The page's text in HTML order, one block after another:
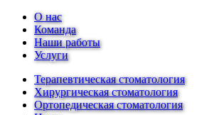
О нас
Команда
Наши работы
Услуги
Терапевтическая стоматология
Хирургическая стоматология
Ортопедическая стоматология